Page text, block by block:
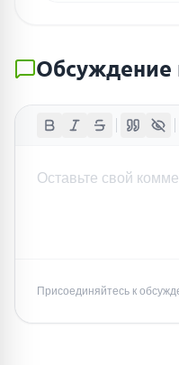
Обсуждение
Присоединяйтесь к